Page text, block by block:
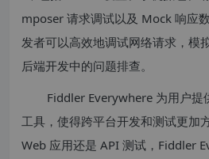
mposer 请求调试以及 Mock 响应
发者可以高效地调试网络请求，模
后端开发中的问题排查。
Fiddler Everywhere 为用户提
工具，使得跨平台开发和测试更加
Web 应用还是 API 测试，Fiddler